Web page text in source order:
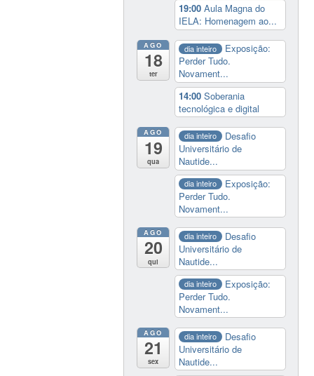
19:00Aula Magna do
IELA: Homenagem ao...
AGO
18
ter
dia inteiro
Exposição:
Perder Tudo.
Novament...
14:00Soberania
tecnológica e digital
AGO
19
qua
dia inteiro
Desafio
Universitário de
Nautide...
dia inteiro
Exposição:
Perder Tudo.
Novament...
AGO
20
qui
dia inteiro
Desafio
Universitário de
Nautide...
dia inteiro
Exposição:
Perder Tudo.
Novament...
AGO
21
sex
dia inteiro
Desafio
Universitário de
Nautide...